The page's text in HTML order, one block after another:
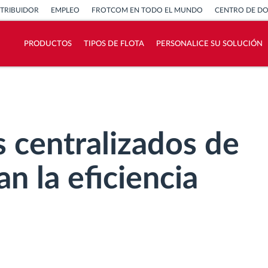
EMPLEO FROTCOM EN TODO EL MUNDO CENTRO DE
PRODUCTOS TIPOS DE FLOTA PERSONALICE SU SOLUCIÓN
centralizados de
la eficiencia